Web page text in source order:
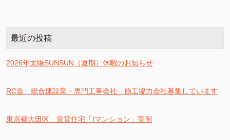
最近の投稿
2026年太陽SUNSUN（夏期）休暇のお知らせ
RC造 総合建設業・専門工事会社 施工協力会社募集しています
東京都大田区 賃貸住宅「Iマンション」実例